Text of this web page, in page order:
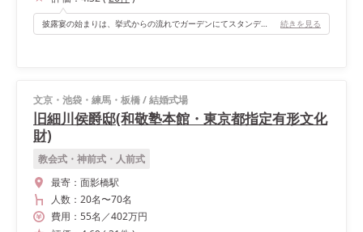
披露宴の始まりは、挙式からの流れでガーデンにてスタンディングのまま乾杯をし、自由に動き回りながらピンチョスをいただく形です。ピンチョスの演出は特にゲストに好評でした。 その後、室内に移動し着席の料理を楽しんだ後、パティオの階段から登場しファーストダンスに移りました。 このパティオが本当に素敵で、まるでヨーロッパにいるかのような気持ちになれます。ただ、人数に対して少し狭かったです。やりたいと思っていたダイニングルームでのカジノルーレットもゲストに喜ばれ、とても写真映えしました。 ガーデンやパティオもありながら、屋内は3部屋を自由に行き来できます。どのお部屋も重厚感に溢れ全く異なるシーンを描くことができるので、写真を撮るのがとても楽しかったです。 続きを見る
文京・池袋・練馬・板橋/結婚式場
旧細川侯爵邸(和敬塾本館・東京都指定有形文化
財)
教会式・神前式・人前式
最寄： 面影橋駅
人数： 20名〜70名
費用： 55名 ／402万円